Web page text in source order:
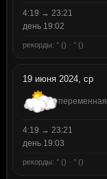
4:19 → 23:21
день 19:02
рекорды: ° () · ° ()
19 июня 2024, ср
4:19 → 23:21
день 19:03
рекорды: ° () · ° ()